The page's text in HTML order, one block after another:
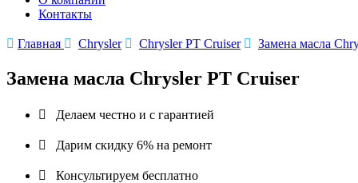
Контакты
 Главная  Chrysler  Chrysler PT Cruiser  Замена масла
Замена масла Chrysler PT Cruiser
 Делаем честно и с гарантией
 Дарим скидку 6% на ремонт
 Консультируем бесплатно